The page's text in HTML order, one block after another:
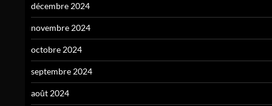
décembre 2024
novembre 2024
octobre 2024
septembre 2024
août 2024